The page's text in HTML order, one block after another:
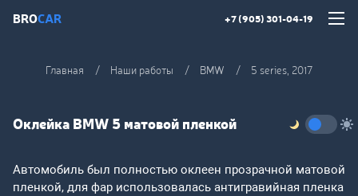
BROCAR +7 (905) 301-04-19
Главная Наши работы BMW 5 series, 2017
Оклейка BMW 5 матовой пленкой
Автомобиль был полностью оклеен прозрачной матовой
пленкой, для фар использовалась антигравийная пленка